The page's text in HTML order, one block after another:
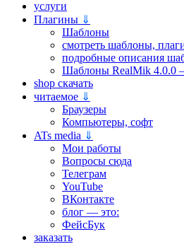
услуги
Плагины ⇓
Шаблоны
смотреть шаблоны,
подробные описания
Шаблоны RealMik 4.0.0
shop скачать
читаемое ⇓
Браузеры
Компьютеры, софт
ATs media ⇓
Мои работы
Вопросы сюда
Телеграм
YouTube
ВКонтакте
блог — это:
ФейсБук
заказать